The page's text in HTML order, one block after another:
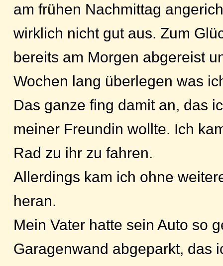
am frühen Nachmittag
wirklich nicht gut aus. Zum
bereits am Morgen abgereist
Wochen lang überlegen was
Das ganze fing damit an, das
meiner Freundin wollte. Ich
Rad zu ihr zu fahren.
Allerdings kam ich ohne
heran.
Mein Vater hatte sein Auto so
Garagenwand abgeparkt, das